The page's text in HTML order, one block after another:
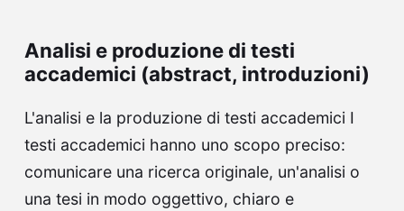
Analisi e produzione di testi
accademici (abstract, introduzioni)
L'analisi e la produzione di testi accademici I
testi accademici hanno uno scopo preciso:
comunicare una ricerca originale, un'analisi o
una tesi in modo oggettivo, chiaro e